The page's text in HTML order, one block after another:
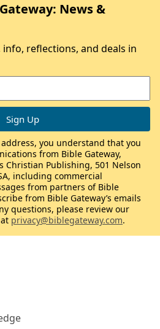
News &
info, reflections, and deals in
you understand that you
from Bible Gateway,
Christian Publishing, 501 Nelson
including commercial
from partners of Bible
from Bible Gateway’s emails
questions, please review our
privacy@biblegateway.com.